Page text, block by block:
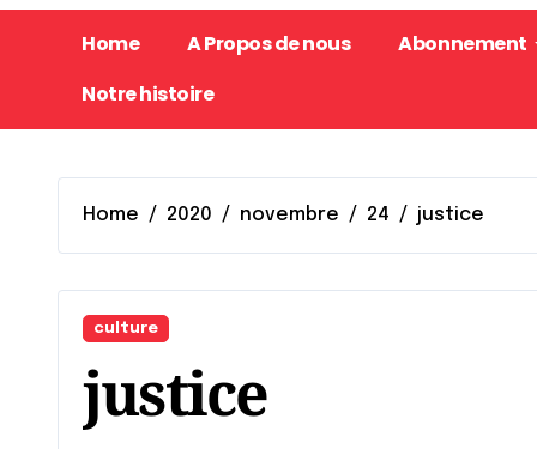
Home A Propos de nous Abonnement
Notre histoire
Home 2020 novembre 24 justice
culture
justice